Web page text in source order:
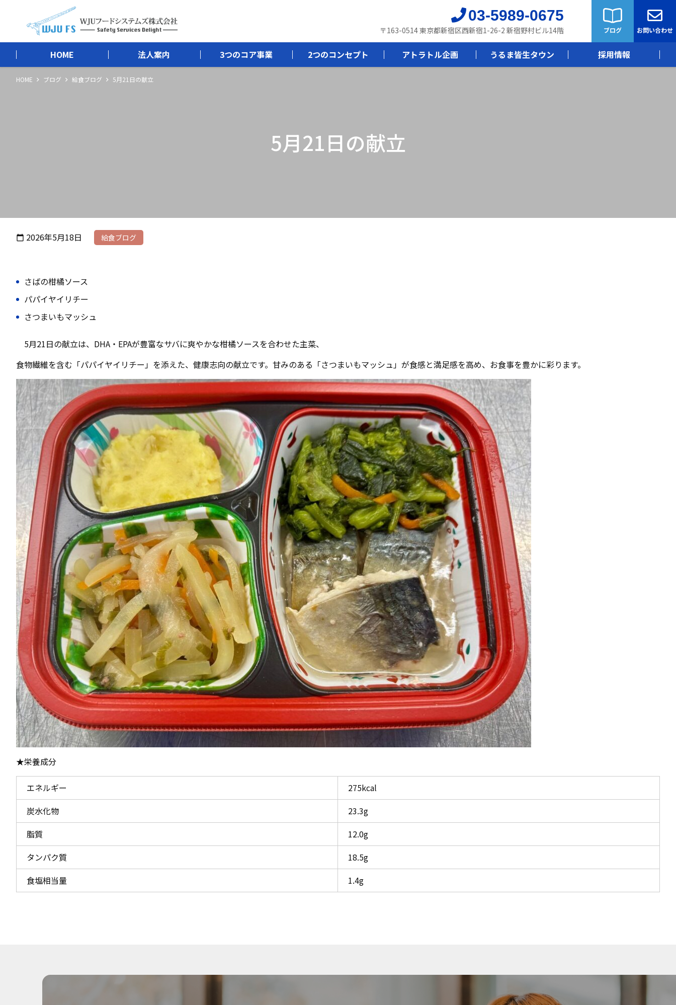
03-5989-0675
〒163-0514 東京都新宿区西新宿1-26-2 新宿野村ビル14階
HOME 法人案内 3つのコア事業 2つのコンセプト アトラトル企画 うるま皆生タウン 採用情報
ブログ お問い合わせ
HOME ブログ 給食ブログ 5月21日の献立
5月21日の献立
calendar_today 2026年5月18日 給食ブログ
さばの柑橘ソース
パパイヤイリチー
さつまいもマッシュ
5月21日の献立は、DHA・EPAが豊富なサバに爽やかな柑橘ソースを合わせた主菜、
食物繊維を含む「パパイヤイリチー」を添えた、健康志向の献立です。甘みのある「さつまいもマッシュ」が食感と満足感を高め、お食事を豊かに彩ります。
★栄養成分
エネルギー
275kcal
炭水化物
23.3g
脂質
12.0g
タンパク質
18.5g
食塩相当量
1.4g